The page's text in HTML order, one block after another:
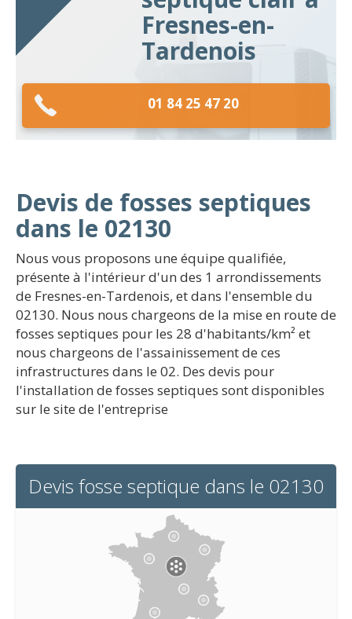
Fresnes-en-
Tardenois
01 84 25 47 20
Devis de fosses septiques
dans le 02130
Nous vous proposons une équipe qualifiée,
présente à l'intérieur d'un des 1 arrondissements
de Fresnes-en-Tardenois, et dans l'ensemble du
02130. Nous nous chargeons de la mise en route de
fosses septiques pour les 28 d'habitants/km² et
nous chargeons de l'assainissement de ces
infrastructures dans le 02. Des devis pour
l'installation de fosses septiques sont disponibles
sur le site de l'entreprise
Devis fosse septique dans le 02130